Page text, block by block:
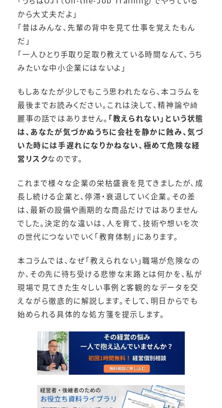
から大丈夫だよ」
「昔はみんな、先輩の背中を見て仕事を覚えたもん
だ」
「一人ひとり手取り足取り教えている時間なんて、うち
みたいな中小企業にはないよ」
もしあなたが少しでもこう思われたなら、本コラムを
最後までお読みください。これは決して、精神論や綺
麗事の話ではありません。 「教えられない」という状態
は、あなたが気づかぬうちに会社を静かに蝕み、気づ
いた時には手遅れになりかねない、極めて危険な経
営リスクなのです。
これまで様々な企業の栄枯盛衰を見てきましたが、成
長し続ける企業と、停滞・衰退していく企業。その差
は、最新の設備や画期的な商品だけではありません
でした。決定的な違いは、人を育て、技術や想いを次
の世代につないでいく「教育体制」にあります。
本コラムでは、なぜ「教えられない」職場が危険なの
か、その先に待ち受ける悲惨な末路とは何かを、私が
現場で見てきた生々しい事例と客観的なデータを交
えながら徹底的に解説します。そして、明日からでも
始められる具体的な処方箋を提示します。